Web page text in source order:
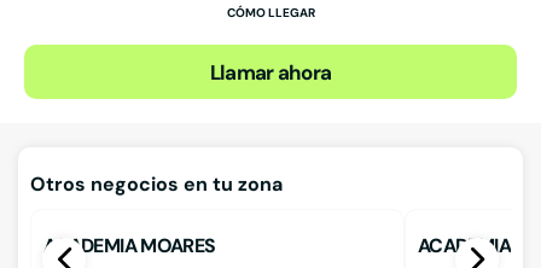
CÓMO LLEGAR
Llamar ahora
Otros negocios en tu zona
ACADEMIA MOARES ACADEMIA